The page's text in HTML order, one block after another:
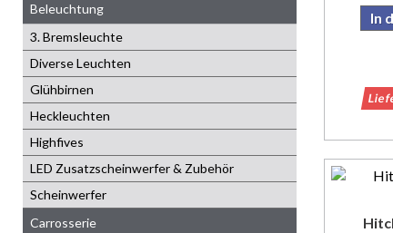
Beleuchtung
3. Bremsleuchte
Diverse Leuchten
Glühbirnen
Heckleuchten
Highfives
LED Zusatzscheinwerfer & Zubehör
Scheinwerfer
Carrosserie
In